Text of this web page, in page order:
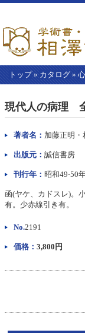
トップ» カタログ »
こ
か
本
現代人の病理
著者名： 加藤正明
出版元： 誠信書房
刊行年： 昭和49-50
函(ヤケ、カドスレ)。
有。少赤線引き有。
No.2191
価格： 3,800円